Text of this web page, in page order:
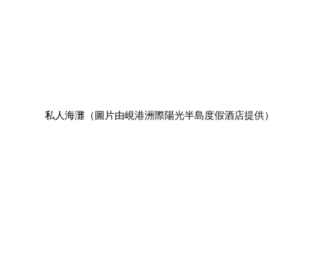
私人海灘（圖片由峴港洲際陽光半島度假酒店提供）